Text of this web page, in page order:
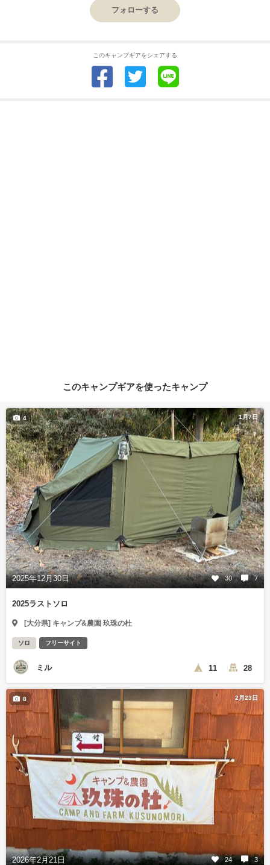
フォローする
このキャンプギアをシェアする
このキャンプギアを使ったキャンプ
1月7日
2025年12月30日 30 7
4
2025ラストソロ
[大分県] キャンプ&農園 玖珠の杜
ソロ フリーサイト
ミル 11 28
2月23日
2026年2月21日 24 3
8